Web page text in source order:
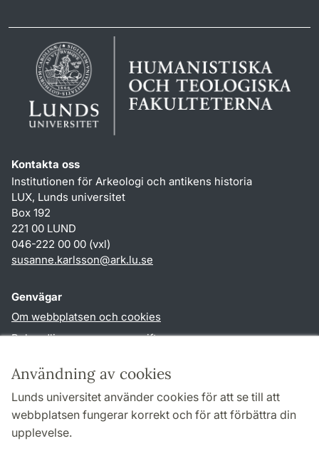
Användning av cookies
Lunds universitet använder cookies för att se till att
webbplatsen fungerar korrekt och för att förbättra din
upplevelse.
Kontakta oss
Institutionen för Arkeologi och antikens historia
LUX, Lunds universitet
Box 192
221 00 LUND
046-222 00 00 (vxl)
susanne.karlsson@ark.lu.se
Genvägar
Om webbplatsen och cookies
Behandling av personuppgifter
TYPO3-login
Följ oss i sociala medier